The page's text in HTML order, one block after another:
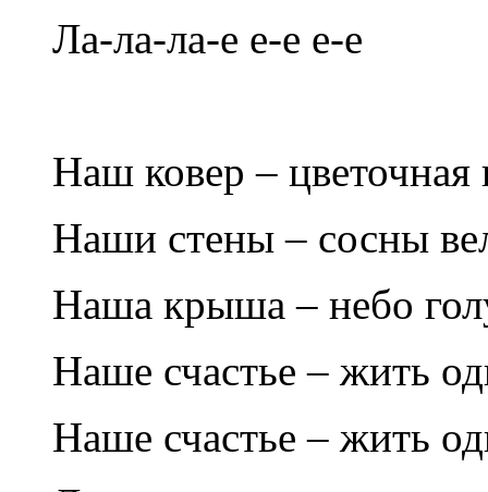
Ла-ла-ла-е е-е е-е
Наш ковер – цветочная
Наши стены – сосны
Наша крыша – небо
Наше счастье – жить
Наше счастье – жить